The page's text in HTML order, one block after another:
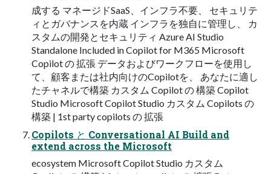
成する マネージドSaaS、インフラ不要、 セキュリテ
ィとガバナンスを内蔵 インフラを独自に管理し、 カ
スタムの開発とセキュリティ Azure AI Studio
Standalone Included in Copilot for M365 Microsoft
Copilot の 拡張 データおよびワークフローを使用し
て、顧客または社内向けのCopilotを、 あなたに適し
たチャネルで構築 カスタム Copilot の 構築 Copilot
Studio Microsoft Copilot Studio カスタム Copilots の
構築 | 1st party copilots の 拡張
Copilots と Conversational AI Build and
extend across the Microsoft
ecosystem Microsoft Copilot Studio カスタム